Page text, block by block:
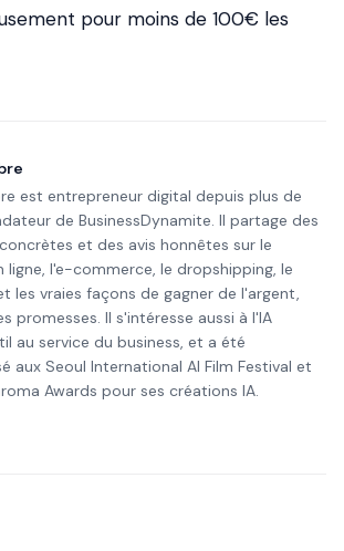
pour moins de 100€ les
est entrepreneur digital depuis plus de
de BusinessDynamite. Il partage des
et des avis honnêtes sur le
ligne, l'e-commerce, le dropshipping, le
les vraies façons de gagner de l'argent,
promesses. Il s'intéresse aussi à l'IA
au service du business, et a été
aux Seoul International AI Film Festival et
Awards pour ses créations IA.